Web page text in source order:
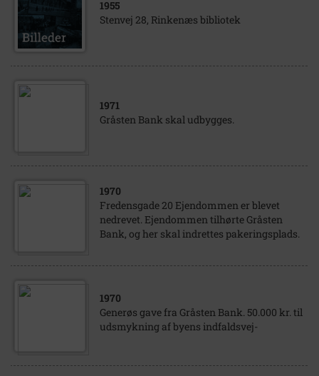
1955
Stenvej 28, Rinkenæs bibliotek
1971
Gråsten Bank skal udbygges.
1970
Fredensgade 20 Ejendommen er blevet
nedrevet. Ejendommen tilhørte Gråsten
Bank, og her skal indrettes pakeringsplads.
1970
Generøs gave fra Gråsten Bank. 50.000 kr. til
udsmykning af byens indfaldsvej-